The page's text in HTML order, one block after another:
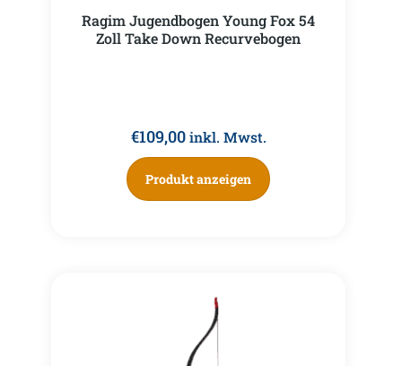
Ragim Jugendbogen Young Fox 54
Zoll Take Down Recurvebogen
€109,00 inkl. Mwst.
Produkt anzeigen